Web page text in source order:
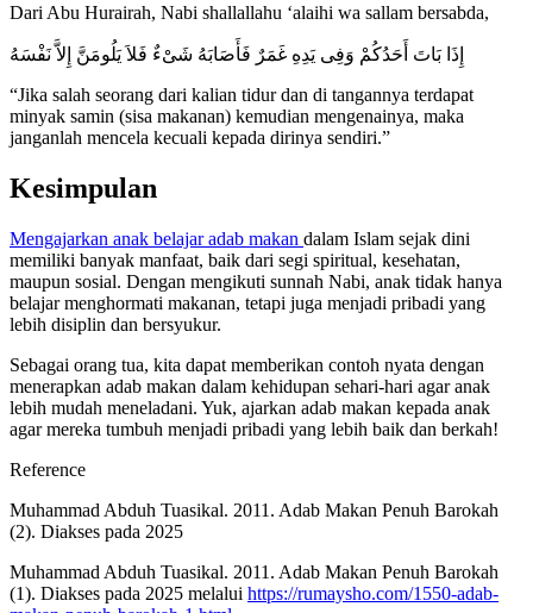
Dari Abu Hurairah, Nabi shallallahu ‘alaihi wa sallam bersabda,
إِذَا بَاتَ أَحَدُكُمْ وَفِى يَدِهِ غَمَرٌ فَأَصَابَهُ شَىْءٌ فَلاَ يَلُومَنَّ إِلاَّ نَفْسَهُ
“Jika salah seorang dari kalian tidur dan di tangannya terdapat
minyak samin (sisa makanan) kemudian mengenainya, maka
janganlah mencela kecuali kepada dirinya sendiri.”
Kesimpulan
Mengajarkan anak belajar adab makan dalam Islam sejak dini
memiliki banyak manfaat, baik dari segi spiritual, kesehatan,
maupun sosial. Dengan mengikuti sunnah Nabi, anak tidak hanya
belajar menghormati makanan, tetapi juga menjadi pribadi yang
lebih disiplin dan bersyukur.
Sebagai orang tua, kita dapat memberikan contoh nyata dengan
menerapkan adab makan dalam kehidupan sehari-hari agar anak
lebih mudah meneladani. Yuk, ajarkan adab makan kepada anak
agar mereka tumbuh menjadi pribadi yang lebih baik dan berkah!
Reference
Muhammad Abduh Tuasikal. 2011. Adab Makan Penuh Barokah
(2). Diakses pada 2025
Muhammad Abduh Tuasikal. 2011. Adab Makan Penuh Barokah
(1). Diakses pada 2025 melalui https://rumaysho.com/1550-adab-